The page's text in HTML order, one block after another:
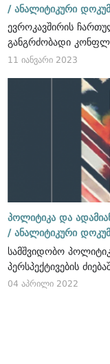
/ ანალიტიკური
ევროკავშირის
განგრძობადი
11 იანვარი 2023
პოლიტიკა და
/ ანალიტიკური
სამშვიდობო
პერსპექტივების
04 აპრილი 2022